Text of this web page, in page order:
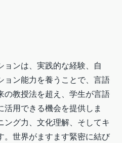
ンは、実践的な経験、自
ョン能力を養うことで、言語
の教授法を超え、学生が言語
用できる機会を提供しま
グ力、文化理解、そしてキ
。世界がますます緊密に結び